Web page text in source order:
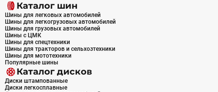
Каталог шин
Шины для легковых автомобилей
Шины для легкогрузовых автомобилей
Шины для грузовых автомобилей
Шины с ЦМК
Шины для спецтехники
Шины для тракторов и сельхозтехники
Шины для мототехники
Популярные шины
Каталог дисков
Диски штампованные
Диски легкосплавные